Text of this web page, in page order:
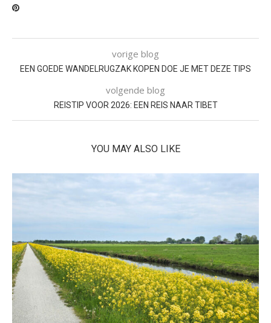
vorige blog
EEN GOEDE WANDELRUGZAK KOPEN DOE JE MET DEZE TIPS
volgende blog
REISTIP VOOR 2026: EEN REIS NAAR TIBET
YOU MAY ALSO LIKE